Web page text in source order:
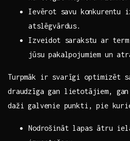
Ievērot ⁣savu konkurentu
atslēgvārdus.
Izveidot sarakstu ar
jūsu‌ pakalpojumiem un
Turpmāk ir ‍svarīgi optimizēt
draudzīga gan lietotājiem,
daži‌ galvenie ⁣punkti,⁣ pie
Nodrošināt⁣ lapas ātru